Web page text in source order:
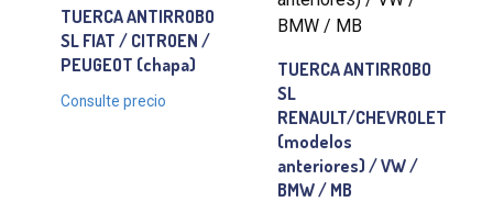
TUERCA ANTIRROBO
SL FIAT / CITROEN /
PEUGEOT (chapa)
Consulte precio
TUERCA ANTIRROBO
SL
RENAULT/CHEVROLET
(modelos
anteriores) / VW /
BMW / MB